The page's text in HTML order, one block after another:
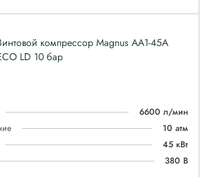
компрессор Magnus АА1-45А
LD 10 бар
6600 л/мин
10 атм
45 кВт
380 В